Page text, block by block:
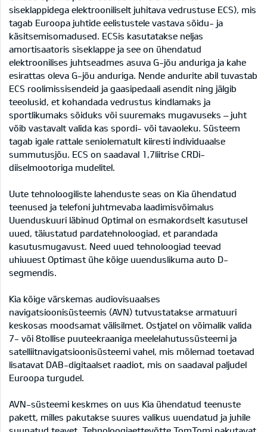
siseklappidega elektrooniliselt juhitava vedrustuse ECS), mis
tagab Euroopa juhtide eelistustele vastava sõidu- ja
käsitsemisomadused. ECSis kasutatakse neljas
amortisaatoris siseklappe ja see on ühendatud
elektroonilises juhtseadmes asuva G-jõu anduriga ja kahe
esirattas oleva G-jõu anduriga. Nende andurite abil tuvastab
ECS roolimissisendeid ja gaasipedaali asendit ning jälgib
teeolusid, et kohandada vedrustus kindlamaks ja
sportlikumaks sõiduks või suuremaks mugavuseks – juht
võib vastavalt valida kas spordi- või tavaoleku. Süsteem
tagab igale rattale seniolematult kiiresti individuaalse
summutusjõu. ECS on saadaval 1,7liitrise CRDi-
diiselmootoriga mudelitel.
Uute tehnoloogiliste lahenduste seas on Kia ühendatud
teenused ja telefoni juhtmevaba laadimisvõimalus
Uuenduskuuri läbinud Optimal on esmakordselt kasutusel
uued, täiustatud pardatehnoloogiad, et parandada
kasutusmugavust. Need uued tehnoloogiad teevad
uhiuuest Optimast ühe kõige uuenduslikuma auto D-
segmendis.
Kia kõige värskemas audiovisuaalses
navigatsioonisüsteemis (AVN) tutvustatakse armatuuri
keskosas moodsamat välisilmet. Ostjatel on võimalik valida
7- või 8tollise puuteekraaniga meelelahutussüsteemi ja
satelliitnavigatsioonisüsteemi vahel, mis mõlemad toetavad
lisatavat DAB-digitaalset raadiot, mis on saadaval paljudel
Euroopa turgudel.
AVN-süsteemi keskmes on uus Kia ühendatud teenuste
pakett, milles pakutakse suures valikus uuendatud ja juhile